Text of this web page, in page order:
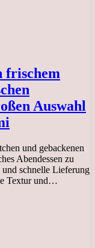
frischem
Auswahl
und gebackenen
Abendessen zu
schnelle Lieferung
Textur und…